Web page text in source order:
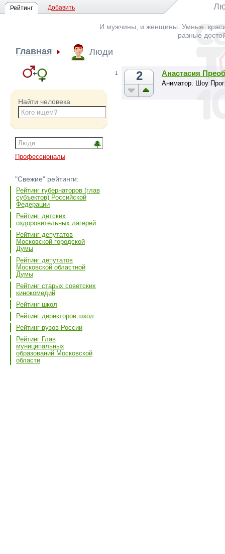
Рейтинг Добавить
И мужчины, и женщины. Умные,
разные
Главная Люди
Найти человека
Профессионалы
"Свежие" рейтинги:
Рейтинг губернаторов (глав
субъектов) Российской
Федерации
Рейтинг детских
оздоровительных лагерей
Рейтинг депутатов
Московской городской
Думы
Рейтинг депутатов
Московской областной
Думы
Рейтинг старых советских
кинокомедий
Рейтинг школ
Рейтинг директоров школ
Рейтинг вузов России
Рейтинг Глав
муниципальных
образований Московской
области
1 2 Анастасия
Аниматор. Шоу